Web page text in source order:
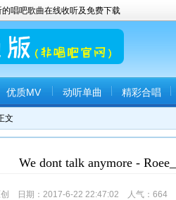
的唱吧歌曲在线收听及免费下载
优质MV 动听单曲 精彩合唱
文
We dont talk anymore - Roee_
日期：2017-6-22 22:47:02 人气： 664